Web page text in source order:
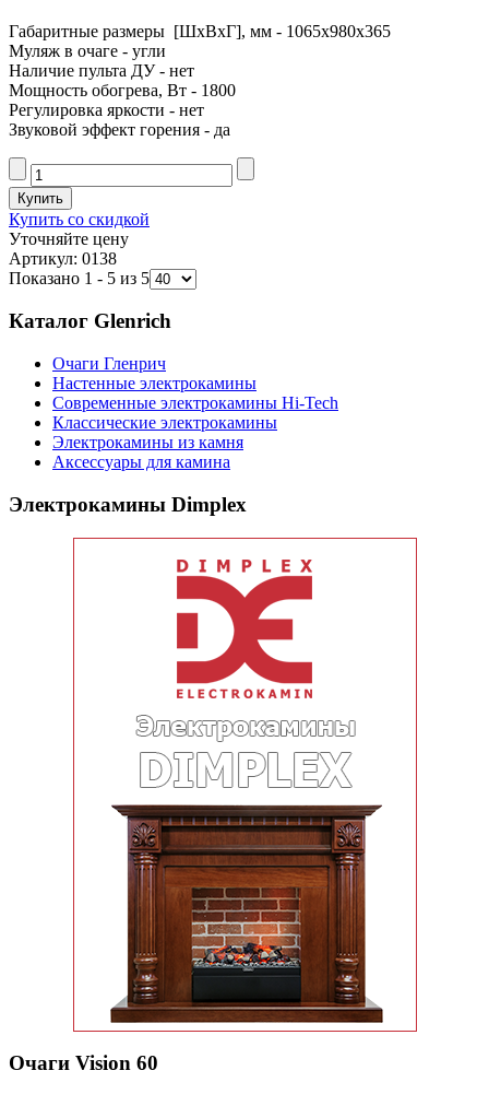
Габаритные размеры [ШxВxГ], мм - 1065x980x365
Муляж в очаге - угли
Наличие пульта ДУ - нет
Мощность обогрева, Вт - 1800
Регулировка яркости - нет
Звуковой эффект горения - да
Купить со скидкой
Уточняйте цену
Артикул: 0138
Показано 1 - 5 из 5
Каталог Glenrich
Очаги Гленрич
Настенные электрокамины
Современные электрокамины Hi-Tech
Классические электрокамины
Электрокамины из камня
Аксессуары для камина
Электрокамины Dimplex
Очаги Vision 60